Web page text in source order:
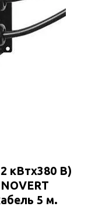
кВтx380 В)
5 м.